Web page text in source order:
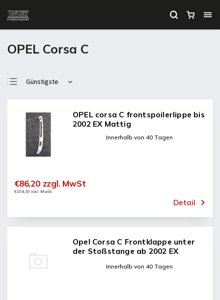
OPEL Corsa C
Günstigste
Meistverkauft
Alphabetisch
OPEL corsa C frontspoilerlippe bis
2002 EX Mattig
Innerhalb von 40 Tagen
€104,30 inkl. MwSt.
€86,20 zzgl. MwSt
Detail
Opel Corsa C Frontklappe unter
der Stoßstange ab 2002 EX
Innerhalb von 40 Tagen